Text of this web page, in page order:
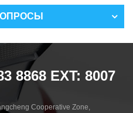
8868 EXT: 8007
Cooperative Zone,